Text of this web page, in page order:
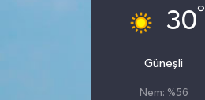
30°
Güneşli
Nem: %56